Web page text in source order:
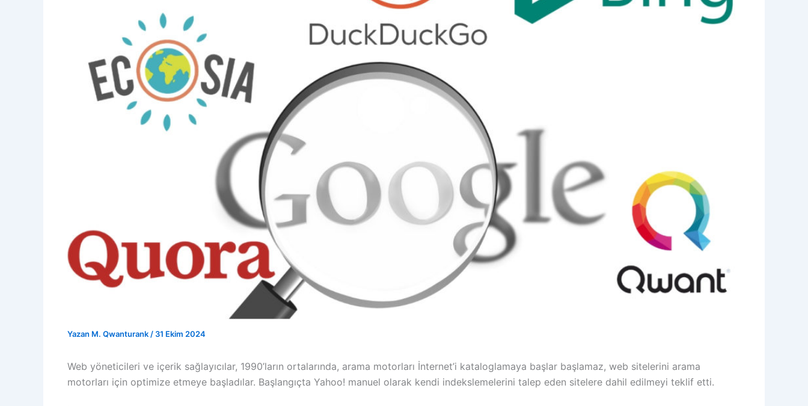
Yazan M. Qwanturank / 31 Ekim 2024
Web yöneticileri ve içerik sağlayıcılar, 1990’ların ortalarında, arama motorları İnternet’i kataloglamaya başlar başlamaz, web sitelerini arama
motorları için optimize etmeye başladılar. Başlangıçta Yahoo! manuel olarak kendi indekslemelerini talep eden sitelere dahil edilmeyi teklif etti.